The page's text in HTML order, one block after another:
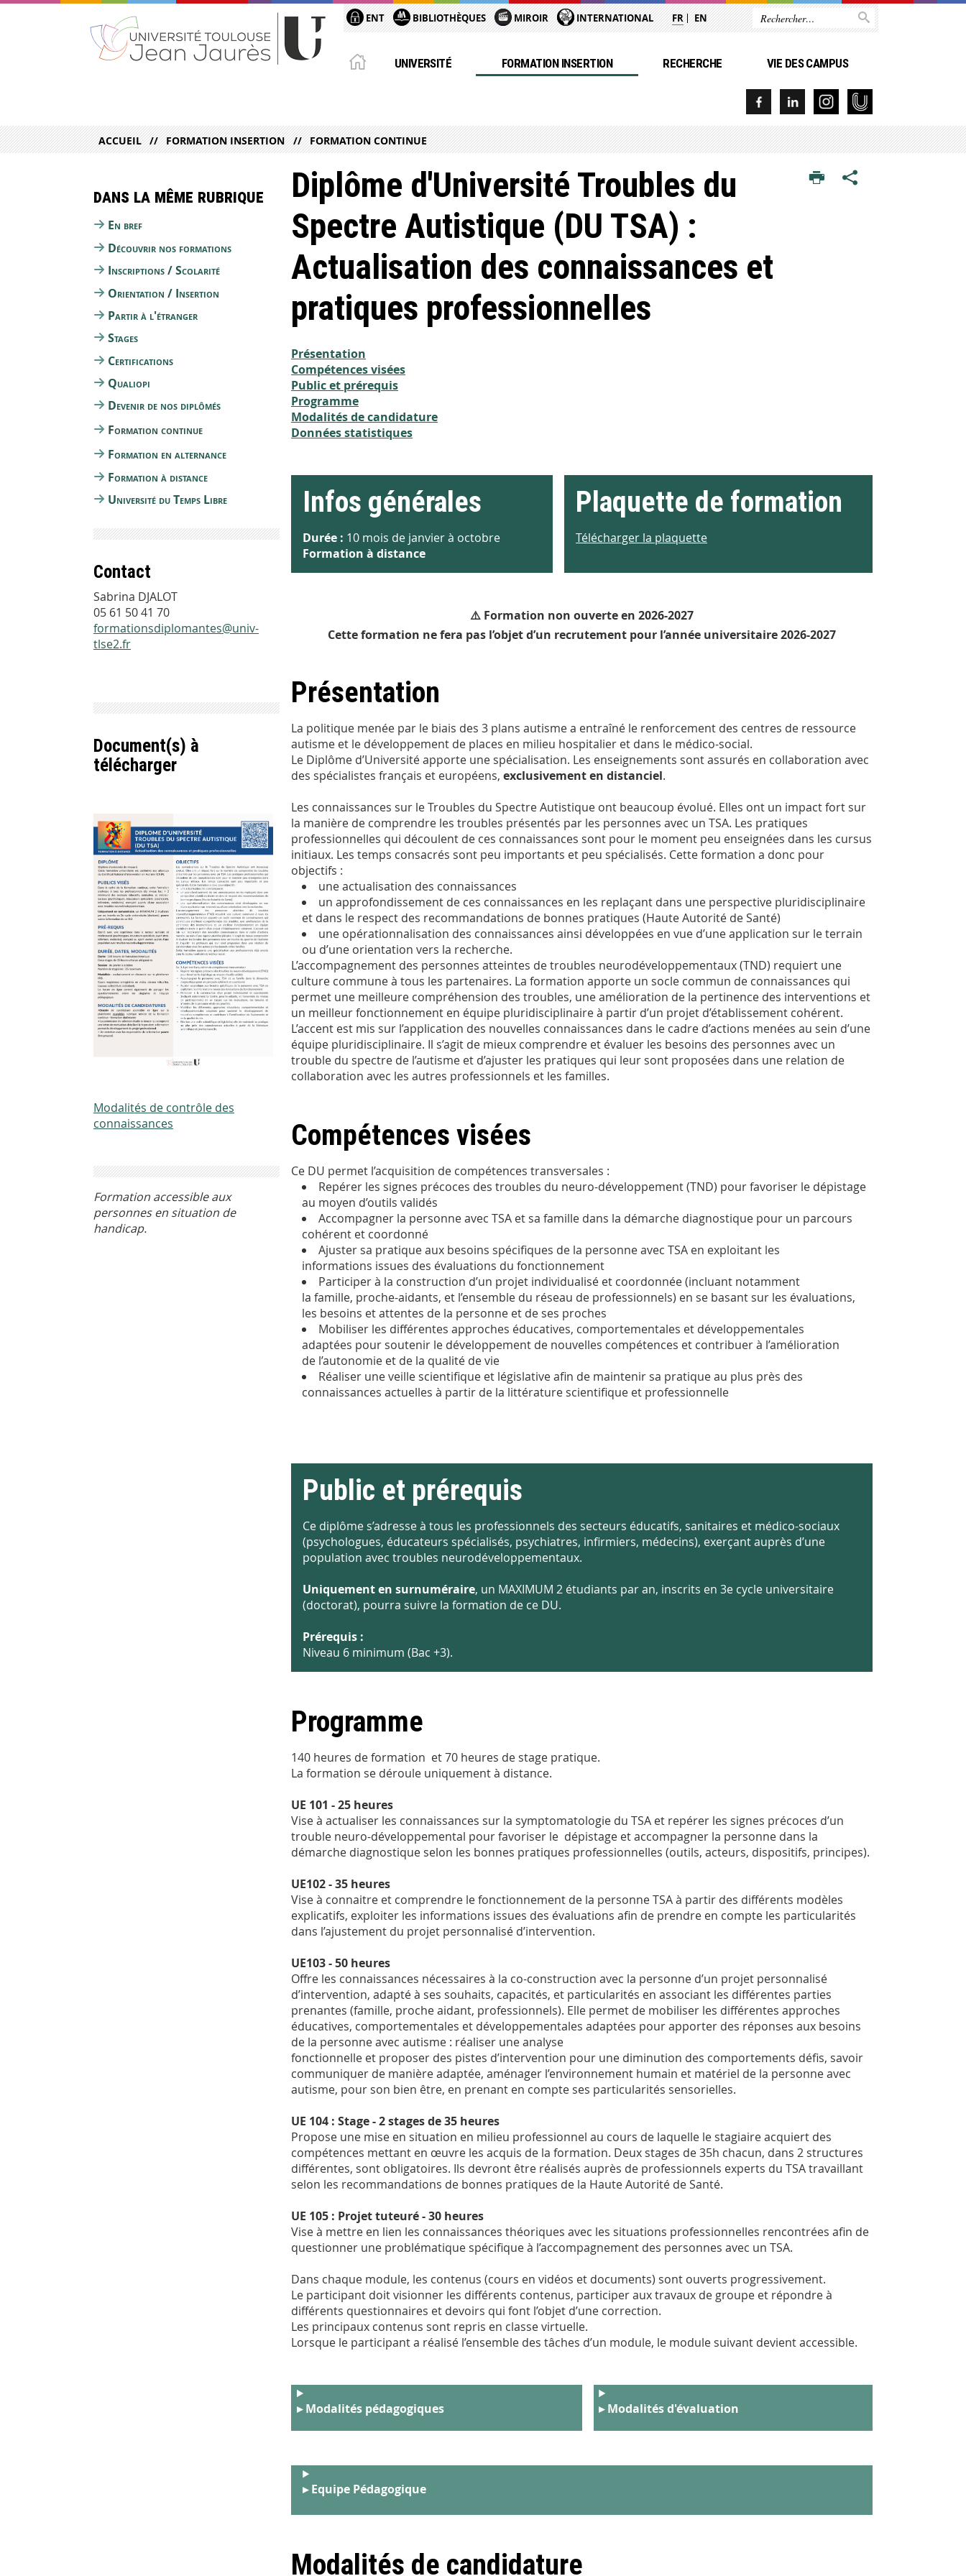
ENT BIBLIOTHÈQUES MIROIR INTERNATIONAL FR EN
UNIVERSITÉ FORMATION INSERTION RECHERCHE VIE DES CAMPUS
ACCUEIL FORMATION INSERTION FORMATION CONTINUE
Diplôme d'Université Troubles du
Spectre Autistique (DU TSA) :
Actualisation des connaissances et
pratiques professionnelles
Présentation
Compétences visées
Public et prérequis
Programme
Modalités de candidature
Données statistiques
Infos générales
Durée : 10 mois de janvier à octobre
Formation à distance
Plaquette de formation
Télécharger la plaquette
⚠️ Formation non ouverte en 2026-2027
Cette formation ne fera pas l’objet d’un recrutement pour l’année universitaire 2026-2027
Présentation
La politique menée par le biais des 3 plans autisme a entraîné le renforcement des centres de ressource
autisme et le développement de places en milieu hospitalier et dans le médico-social.
Le Diplôme d’Université apporte une spécialisation. Les enseignements sont assurés en collaboration avec
des spécialistes français et européens, exclusivement en distanciel.
Les connaissances sur le Troubles du Spectre Autistique ont beaucoup évolué. Elles ont un impact fort sur
la manière de comprendre les troubles présentés par les personnes avec un TSA. Les pratiques
professionnelles qui découlent de ces connaissances sont pour le moment peu enseignées dans les cursus
initiaux. Les temps consacrés sont peu importants et peu spécialisés. Cette formation a donc pour
objectifs :
une actualisation des connaissances
un approfondissement de ces connaissances en les replaçant dans une perspective pluridisciplinaire
et dans le respect des recommandations de bonnes pratiques (Haute Autorité de Santé)
une opérationnalisation des connaissances ainsi développées en vue d’une application sur le terrain
ou d’une orientation vers la recherche.
L’accompagnement des personnes atteintes de troubles neurodéveloppementaux (TND) requiert une
culture commune à tous les partenaires. La formation apporte un socle commun de connaissances qui
permet une meilleure compréhension des troubles, une amélioration de la pertinence des interventions et
un meilleur fonctionnement en équipe pluridisciplinaire à partir d’un projet d’établissement cohérent.
L’accent est mis sur l’application des nouvelles connaissances dans le cadre d’actions menées au sein d’une
équipe pluridisciplinaire. Il s’agit de mieux comprendre et évaluer les besoins des personnes avec un
trouble du spectre de l’autisme et d’ajuster les pratiques qui leur sont proposées dans une relation de
collaboration avec les autres professionnels et les familles.
Compétences visées
Ce DU permet l’acquisition de compétences transversales :
Repérer les signes précoces des troubles du neuro-développement (TND) pour favoriser le dépistage
au moyen d’outils validés
Accompagner la personne avec TSA et sa famille dans la démarche diagnostique pour un parcours
cohérent et coordonné
Ajuster sa pratique aux besoins spécifiques de la personne avec TSA en exploitant les
informations issues des évaluations du fonctionnement
Participer à la construction d’un projet individualisé et coordonnée (incluant notamment
la famille, proche-aidants, et l’ensemble du réseau de professionnels) en se basant sur les évaluations,
les besoins et attentes de la personne et de ses proches
Mobiliser les différentes approches éducatives, comportementales et développementales
adaptées pour soutenir le développement de nouvelles compétences et contribuer à l’amélioration
de l’autonomie et de la qualité de vie
Réaliser une veille scientifique et législative afin de maintenir sa pratique au plus près des
connaissances actuelles à partir de la littérature scientifique et professionnelle
Public et prérequis
Ce diplôme s’adresse à tous les professionnels des secteurs éducatifs, sanitaires et médico-sociaux
(psychologues, éducateurs spécialisés, psychiatres, infirmiers, médecins), exerçant auprès d’une
population avec troubles neurodéveloppementaux.
Uniquement en surnuméraire, un MAXIMUM 2 étudiants par an, inscrits en 3e cycle universitaire
(doctorat), pourra suivre la formation de ce DU.
Prérequis :
Niveau 6 minimum (Bac +3).
Programme
140 heures de formation et 70 heures de stage pratique.
La formation se déroule uniquement à distance.
UE 101 - 25 heures
Vise à actualiser les connaissances sur la symptomatologie du TSA et repérer les signes précoces d’un
trouble neuro-développemental pour favoriser le dépistage et accompagner la personne dans la
démarche diagnostique selon les bonnes pratiques professionnelles (outils, acteurs, dispositifs, principes).
UE102 - 35 heures
Vise à connaitre et comprendre le fonctionnement de la personne TSA à partir des différents modèles
explicatifs, exploiter les informations issues des évaluations afin de prendre en compte les particularités
dans l’ajustement du projet personnalisé d’intervention.
UE103 - 50 heures
Offre les connaissances nécessaires à la co-construction avec la personne d’un projet personnalisé
d’intervention, adapté à ses souhaits, capacités, et particularités en associant les différentes parties
prenantes (famille, proche aidant, professionnels). Elle permet de mobiliser les différentes approches
éducatives, comportementales et développementales adaptées pour apporter des réponses aux besoins
de la personne avec autisme : réaliser une analyse
fonctionnelle et proposer des pistes d’intervention pour une diminution des comportements défis, savoir
communiquer de manière adaptée, aménager l’environnement humain et matériel de la personne avec
autisme, pour son bien être, en prenant en compte ses particularités sensorielles.
UE 104 : Stage - 2 stages de 35 heures
Propose une mise en situation en milieu professionnel au cours de laquelle le stagiaire acquiert des
compétences mettant en œuvre les acquis de la formation. Deux stages de 35h chacun, dans 2 structures
différentes, sont obligatoires. Ils devront être réalisés auprès de professionnels experts du TSA travaillant
selon les recommandations de bonnes pratiques de la Haute Autorité de Santé.
UE 105 : Projet tuteuré - 30 heures
Vise à mettre en lien les connaissances théoriques avec les situations professionnelles rencontrées afin de
questionner une problématique spécifique à l’accompagnement des personnes avec un TSA.
Dans chaque module, les contenus (cours en vidéos et documents) sont ouverts progressivement.
Le participant doit visionner les différents contenus, participer aux travaux de groupe et répondre à
différents questionnaires et devoirs qui font l’objet d’une correction.
Les principaux contenus sont repris en classe virtuelle.
Lorsque le participant a réalisé l’ensemble des tâches d’un module, le module suivant devient accessible.
▸ Modalités pédagogiques ▸ Modalités d'évaluation
▸ Equipe Pédagogique
Modalités de candidature
Dans la même rubrique
En bref
Découvrir nos formations
Inscriptions / Scolarité
Orientation / Insertion
Partir à l'étranger
Stages
Certifications
Qualiopi
Devenir de nos diplômés
Formation continue
Formation en alternance
Formation à distance
Université du Temps Libre
Contact
Sabrina DJALOT
05 61 50 41 70
formationsdiplomantes@univ-
tlse2.fr
Document(s) à
télécharger
Modalités de contrôle des
connaissances
Formation accessible aux
personnes en situation de
handicap.